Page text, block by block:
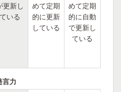
更新し
ている
めて定期
的に更新
している
めて定期
的に自動
で更新し
ている
言力